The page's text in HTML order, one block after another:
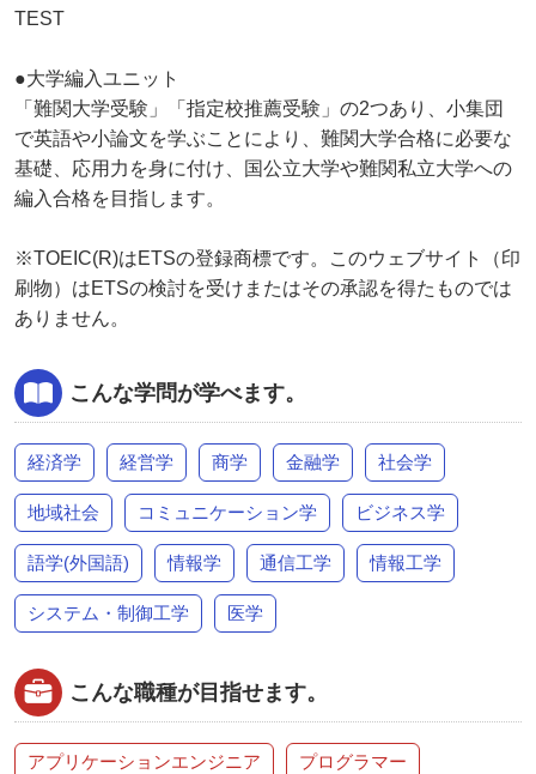
TEST
●大学編入ユニット
「難関大学受験」「指定校推薦受験」の2つあり、小集団
で英語や小論文を学ぶことにより、難関大学合格に必要な
基礎、応用力を身に付け、国公立大学や難関私立大学への
編入合格を目指します。
※TOEIC(R)はETSの登録商標です。このウェブサイト（印
刷物）はETSの検討を受けまたはその承認を得たものでは
ありません。
こんな学問が学べます。
経済学 経営学 商学 金融学 社会学
地域社会 コミュニケーション学 ビジネス学
語学(外国語) 情報学 通信工学 情報工学
システム・制御工学 医学
こんな職種が目指せます。
アプリケーションエンジニア プログラマー